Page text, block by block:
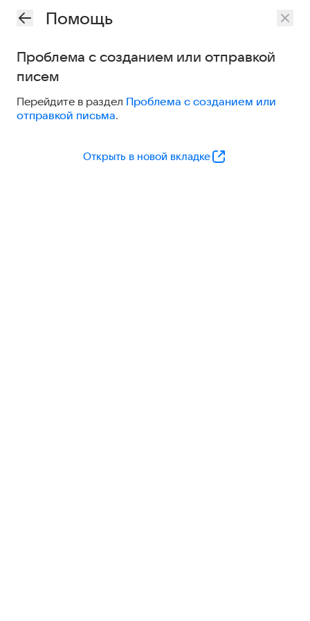
Помощь
Проблема с созданием или отправкой
писем
Перейдите в раздел Проблема с созданием или
отправкой письма.
Открыть в новой вкладке